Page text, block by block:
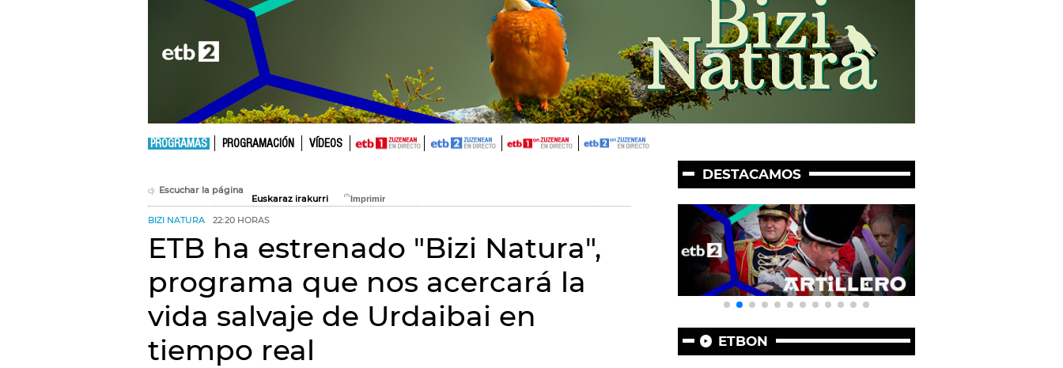
PROGRAMAS PROGRAMACIÓN VÍDEOS
Escuchar la página
Euskaraz irakurri
BIZI NATURA 22:20 HORAS
ETB ha estrenado "Bizi Natura",
programa que nos acercará la
vida salvaje de Urdaibai en
tiempo real
DESTACAMOS
ETBON